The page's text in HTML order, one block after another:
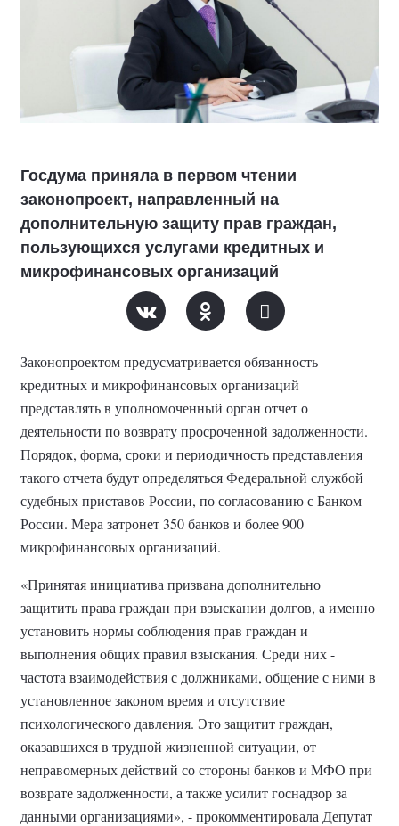
Госдума приняла в первом чтении
законопроект, направленный на
дополнительную защиту прав граждан,
пользующихся услугами кредитных и
микрофинансовых организаций
Законопроектом предусматривается обязанность
кредитных и микрофинансовых организаций
представлять в уполномоченный орган отчет о
деятельности по возврату просроченной задолженности.
Порядок, форма, сроки и периодичность представления
такого отчета будут определяться Федеральной службой
судебных приставов России, по согласованию с Банком
России. Мера затронет 350 банков и более 900
микрофинансовых организаций.
«Принятая инициатива призвана дополнительно
защитить права граждан при взыскании долгов, а именно
установить нормы соблюдения прав граждан и
выполнения общих правил взыскания. Среди них -
частота взаимодействия с должниками, общение с ними в
установленное законом время и отсутствие
психологического давления. Это защитит граждан,
оказавшихся в трудной жизненной ситуации, от
неправомерных действий со стороны банков и МФО при
возврате задолженности, а также усилит госнадзор за
данными организациями», - прокомментировала Депутат